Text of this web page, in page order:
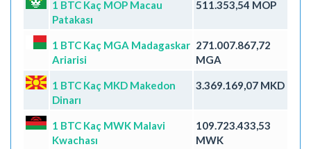
1 BTC Kaç MOP Macau
Patakası
511.353,54 MOP
1 BTC Kaç MGA Madagaskar
Ariarisi
271.007.867,72
MGA
1 BTC Kaç MKD Makedon
Dinarı
3.369.169,07 MKD
1 BTC Kaç MWK Malavi
Kwachası
109.723.433,53
MWK